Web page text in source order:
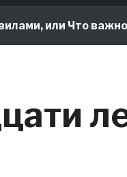
или Что важно